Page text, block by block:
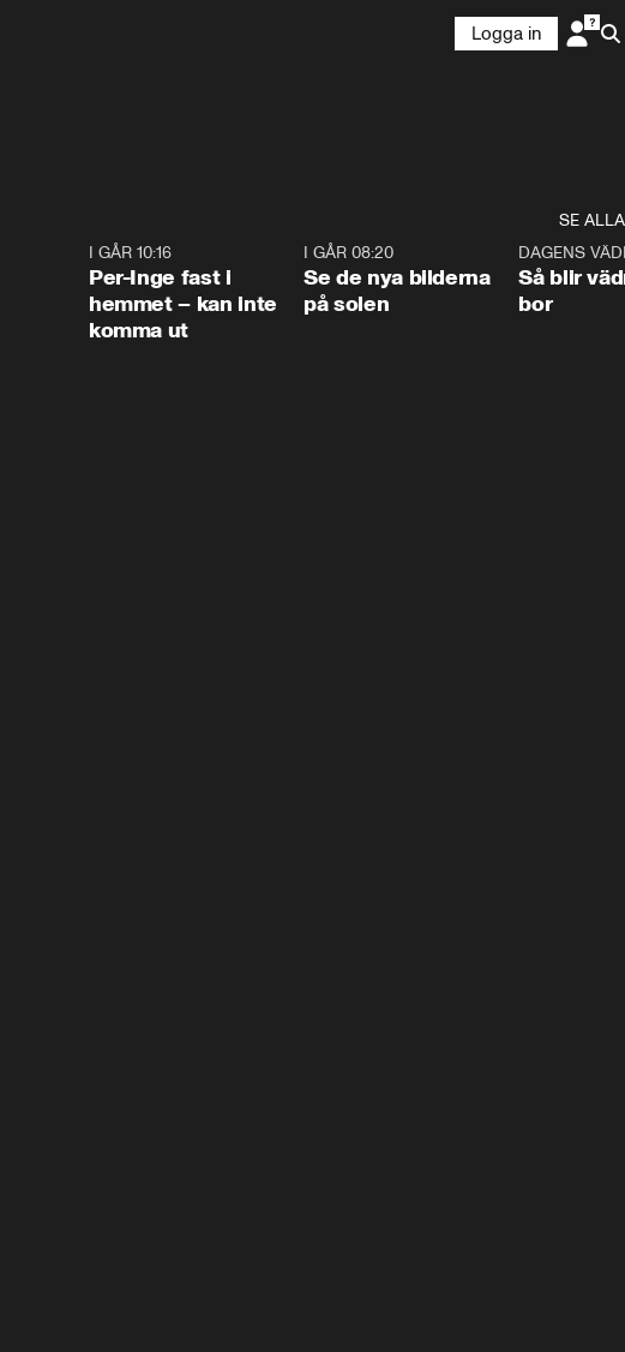
Logga in
SE ALLA
I GÅR 10:16
Per-Inge fast i
hemmet – kan inte
komma ut
I GÅR 08:20
Se de nya bilderna
på solen
DAGENS
Så blir
bor